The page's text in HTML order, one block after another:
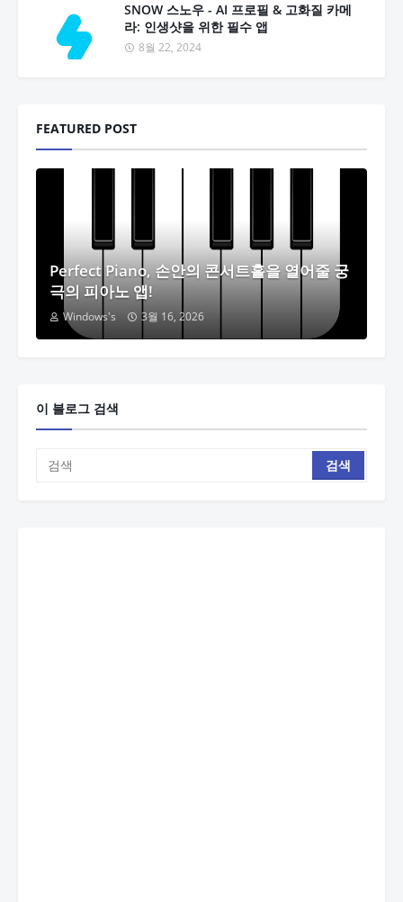
SNOW 스노우 - AI 프로필 & 고화질 카메
라: 인생샷을 위한 필수 앱
8월 22, 2024
FEATURED POST
Perfect Piano, 손안의 콘서트홀을 열어줄 궁
극의 피아노 앱!
Windows's 3월 16, 2026
이 블로그 검색